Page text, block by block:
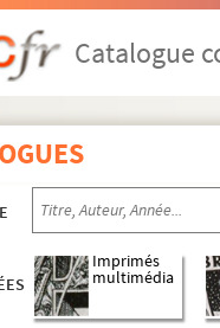
Catalogue
Imprimés
multimédia